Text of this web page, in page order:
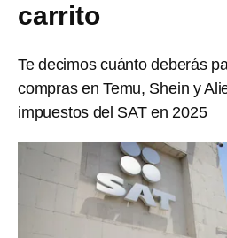
carrito
Te decimos cuánto deberás
compras en Temu, Shein y
impuestos del SAT en 2025